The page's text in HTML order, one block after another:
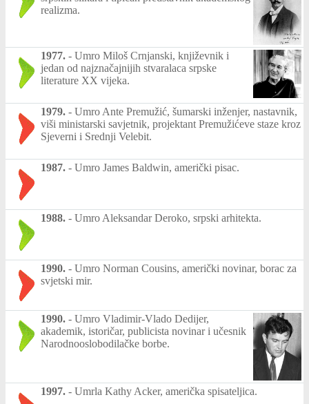
realizma.
1977. - Umro Miloš Crnjanski, književnik i
jedan od najznačajnijih stvaralaca srpske
literature XX vijeka.
1979. - Umro Ante Premužić, šumarski inženjer, nastavnik,
viši ministarski savjetnik, projektant Premužićeve staze kroz
Sjeverni i Srednji Velebit.
1987. - Umro James Baldwin, američki pisac.
1988. - Umro Aleksandar Deroko, srpski arhitekta.
1990. - Umro Norman Cousins, američki novinar, borac za
svjetski mir.
1990. - Umro Vladimir-Vlado Dedijer,
akademik, istoričar, publicista novinar i učesnik
Narodnooslobodilačke borbe.
1997. - Umrla Kathy Acker, američka spisateljica.